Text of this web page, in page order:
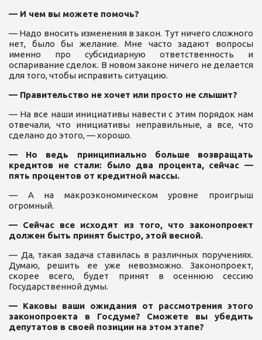
— И чем вы можете помочь?
— Надо вносить изменения в закон. Тут ничего сложного
нет, было бы желание. Мне часто задают вопросы
именно про субсидиарную ответственность и
оспаривание сделок. В новом законе ничего не делается
для того, чтобы исправить ситуацию.
— Правительство не хочет или просто не слышит?
— На все наши инициативы навести с этим порядок нам
отвечали, что инициативы неправильные, а все, что
сделано до этого, — хорошо.
— Но ведь принципиально больше возвращать
кредитов не стали: было два процента, сейчас —
пять процентов от кредитной массы.
— А на макроэкономическом уровне проигрыш
огромный.
— Сейчас все исходят из того, что законопроект
должен быть принят быстро, этой весной.
— Да, такая задача ставилась в различных поручениях.
Думаю, решить ее уже невозможно. Законопроект,
скорее всего, будет принят в осеннюю сессию
Государственной думы.
— Каковы ваши ожидания от рассмотрения этого
законопроекта в Госдуме? Сможете вы убедить
депутатов в своей позиции на этом этапе?